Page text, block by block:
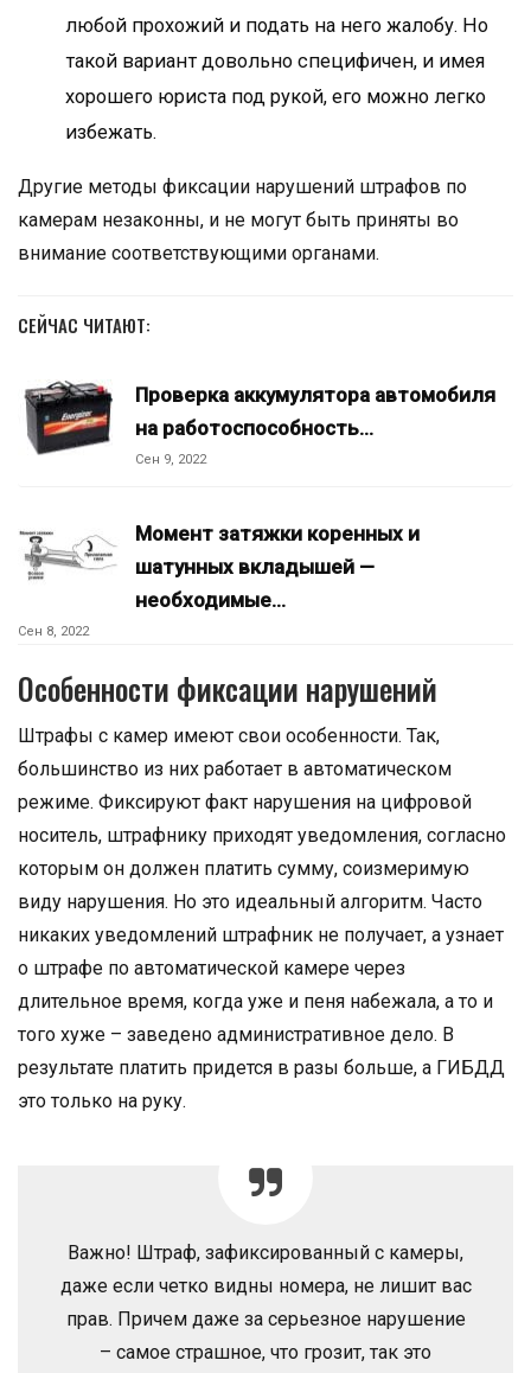
любой прохожий и подать на него жалобу. Но
такой вариант довольно специфичен, и имея
хорошего юриста под рукой, его можно легко
избежать.
Другие методы фиксации нарушений штрафов по
камерам незаконны, и не могут быть приняты во
внимание соответствующими органами.
СЕЙЧАС ЧИТАЮТ:
Проверка аккумулятора автомобиля
на работоспособность…
Сен 9, 2022
Момент затяжки коренных и
шатунных вкладышей —
необходимые…
Сен 8, 2022
Особенности фиксации нарушений
Штрафы с камер имеют свои особенности. Так,
большинство из них работает в автоматическом
режиме. Фиксируют факт нарушения на цифровой
носитель, штрафнику приходят уведомления, согласно
которым он должен платить сумму, соизмеримую
виду нарушения. Но это идеальный алгоритм. Часто
никаких уведомлений штрафник не получает, а узнает
о штрафе по автоматической камере через
длительное время, когда уже и пеня набежала, а то и
того хуже – заведено административное дело. В
результате платить придется в разы больше, а ГИБДД
это только на руку.
Важно! Штраф, зафиксированный с камеры,
даже если четко видны номера, не лишит вас
прав. Причем даже за серьезное нарушение
– самое страшное, что грозит, так это